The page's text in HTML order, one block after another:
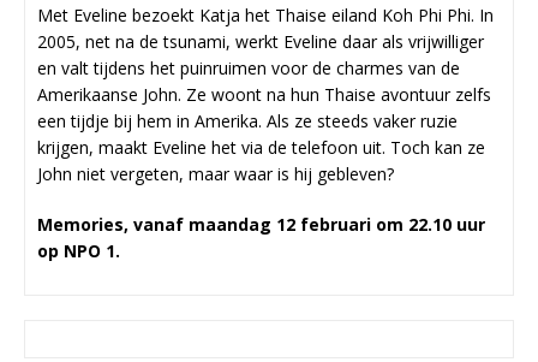
Met Eveline bezoekt Katja het Thaise eiland Koh Phi Phi. In
2005, net na de tsunami, werkt Eveline daar als vrijwilliger
en valt tijdens het puinruimen voor de charmes van de
Amerikaanse John. Ze woont na hun Thaise avontuur zelfs
een tijdje bij hem in Amerika. Als ze steeds vaker ruzie
krijgen, maakt Eveline het via de telefoon uit. Toch kan ze
John niet vergeten, maar waar is hij gebleven?
Memories, vanaf maandag 12 februari om 22.10 uur
op NPO 1.